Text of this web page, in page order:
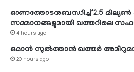
ഓണത്തോടനുബന്ധിച്ച് 2.5
സമ്മാനങ്ങളുമായി ഖത്തറിലെ
4 hours ago
ഒമാന്‍ സുല്‍ത്താന്‍ ഖത്തര്‍
20 hours ago